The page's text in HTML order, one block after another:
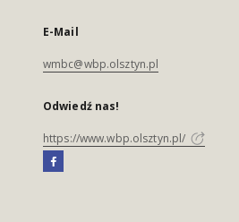
E-Mail
wmbc@wbp.olsztyn.pl
Odwiedź nas!
https://www.wbp.olsztyn.pl/